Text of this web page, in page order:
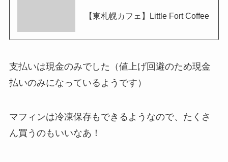
【東札幌カフェ】Little Fort Coffee
支払いは現金のみでした（値上げ回避のため現金
払いのみになっているようです）
マフィンは冷凍保存もできるようなので、たくさ
ん買うのもいいなあ！